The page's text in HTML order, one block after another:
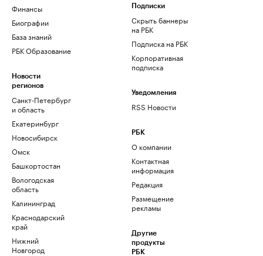
Финансы
Биографии
База знаний
РБК Образование
Новости
регионов
Санкт-Петербург
и область
Екатеринбург
Новосибирск
Омск
Башкортостан
Вологодская
область
Калининград
Краснодарский
край
Нижний
Новгород
Подписки
Скрыть баннеры
на РБК
Подписка на РБК
Корпоративная
подписка
Уведомления
RSS Новости
РБК
О компании
Контактная
информация
Редакция
Размещение
рекламы
Другие
продукты
РБК